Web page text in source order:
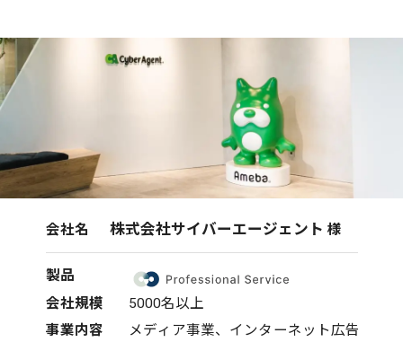
会社名 株式会社サイバーエージェント 様
製品
会社規模
5000名以上
事業内容
メディア事業、インターネット広告